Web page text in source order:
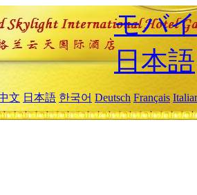
モバ
日本語
文 日本語 한국어 Deutsch Français